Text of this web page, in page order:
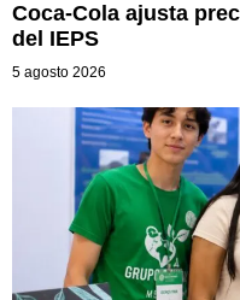
Coca-Cola ajusta
del IEPS
5 agosto 2026